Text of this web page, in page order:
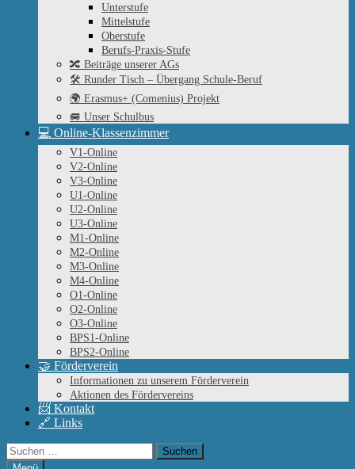
Unterstufe
Mittelstufe
Oberstufe
Berufs-Praxis-Stufe
🔀 Beiträge unserer AGs
🛠 Runder Tisch – Übergang Schule-Beruf
🌍 Erasmus+ (Comenius) Projekt
🚐 Unser Schulbus
💻 Online-Klassenzimmer
V1-Online
V2-Online
V3-Online
U1-Online
U2-Online
U3-Online
M1-Online
M2-Online
M3-Online
M4-Online
O1-Online
O2-Online
O3-Online
BPS1-Online
BPS2-Online
🤝 Förderverein
Informationen zu unserem Förderverein
Aktionen des Fördervereins
📨 Kontakt
🔗 Links
Suchen
nach: